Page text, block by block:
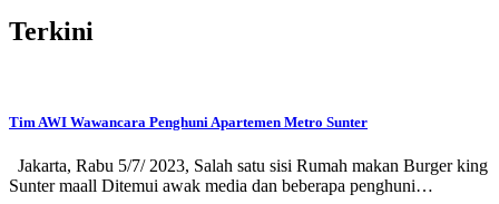
Terkini
Tim AWI Wawancara Penghuni Apartemen Metro Sunter
Jakarta, Rabu 5/7/ 2023, Salah satu sisi Rumah makan Burger king
Sunter maall Ditemui awak media dan beberapa penghuni…